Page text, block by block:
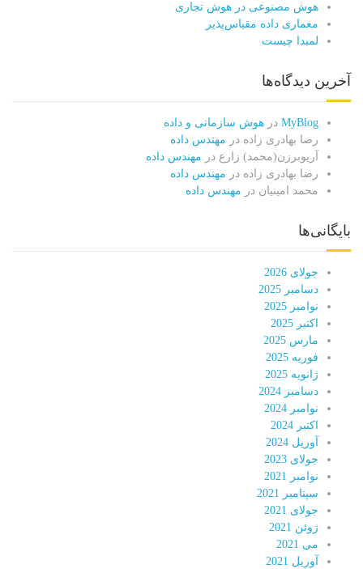
هوش مصنوعی در هوش تجاری
معماری داده مقیاس‌پذیر
لمبدا چیست
آخرین دیدگاه‌ها
MyBlog در هوش سازمانی و داده
رضا بهادری زاده در مهندس داده
آریوبرزن(محمد) زارع در مهندس داده
رضا بهادری زاده در مهندس داده
محمد امینیان در مهندس داده
بایگانی‌ها
جولای 2026
دسامبر 2025
نوامبر 2025
اکتبر 2025
مارس 2025
فوریه 2025
ژانویه 2025
دسامبر 2024
نوامبر 2024
اکتبر 2024
آوریل 2024
جولای 2023
نوامبر 2021
سپتامبر 2021
جولای 2021
ژوئن 2021
می 2021
آوریل 2021